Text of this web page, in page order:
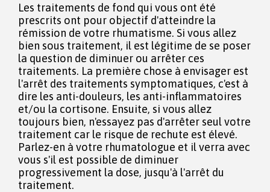
Les traitements de fond qui vous ont été
prescrits ont pour objectif d'atteindre la
rémission de votre rhumatisme. Si vous allez
bien sous traitement, il est légitime de se poser
la question de diminuer ou arrêter ces
traitements. La première chose à envisager est
l'arrêt des traitements symptomatiques, c'est à
dire les anti-douleurs, les anti-inflammatoires
et/ou la cortisone. Ensuite, si vous allez
toujours bien, n'essayez pas d'arrêter seul votre
traitement car le risque de rechute est élevé.
Parlez-en à votre rhumatologue et il verra avec
vous s'il est possible de diminuer
progressivement la dose, jusqu'à l'arrêt du
traitement.